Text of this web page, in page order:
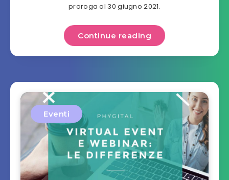
proroga al 30 giugno 2021.
Continue reading
Eventi